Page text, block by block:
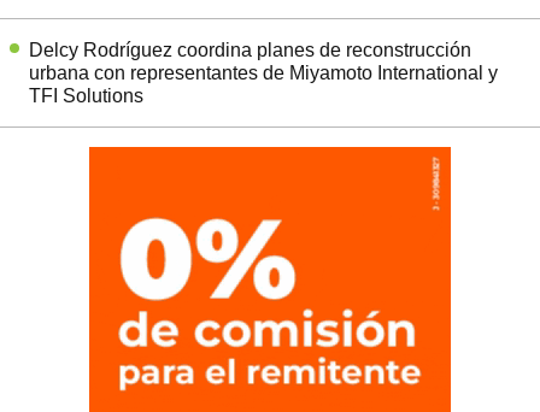
Delcy Rodríguez coordina planes de reconstrucción
urbana con representantes de Miyamoto International y
TFI Solutions